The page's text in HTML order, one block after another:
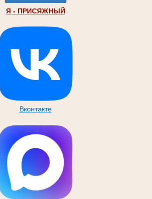
Я - ПРИСЯЖНЫЙ
Вконтакте